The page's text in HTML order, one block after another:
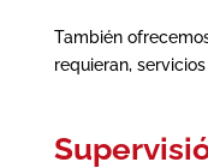
También
requieran,